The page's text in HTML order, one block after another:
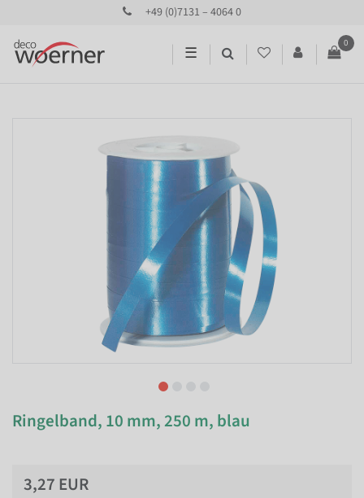
+49 (0)7131 – 4064 0
☰
0
Ringelband, 10 mm, 250 m, blau
3,27 EUR